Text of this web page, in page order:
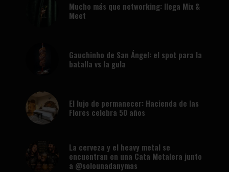
Mucho más que networking: llega Mix &
Meet
Gauchinho de San Ángel: el spot para la
batalla vs la gula
El lujo de permanecer: Hacienda de las
Flores celebra 50 años
La cerveza y el heavy metal se
encuentran en una Cata Metalera junto
a @solounadanymas